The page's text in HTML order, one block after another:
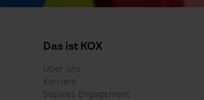
Das ist KOX
Über uns
Karriere
Soziales Engagement